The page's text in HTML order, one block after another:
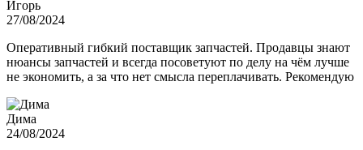
Игорь
27/08/2024
Оперативный гибкий поставщик запчастей. Продавцы знают
нюансы запчастей и всегда посоветуют по делу на чём лучше
не экономить, а за что нет смысла переплачивать. Рекомендую
Дима
24/08/2024